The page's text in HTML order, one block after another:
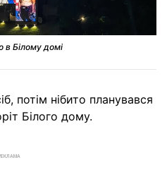
в Білому домі
потім нібито планувався
Білого дому.